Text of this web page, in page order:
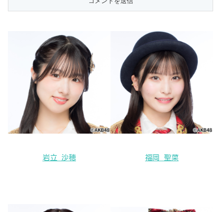
岩立 沙穂 福岡 聖菜